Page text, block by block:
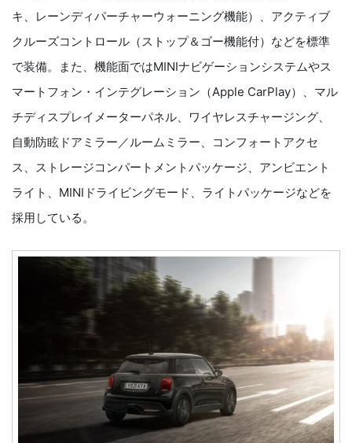
キ、レーンディパーチャーウォーニング機能）、アクティブ
クルーズコントロール（ストップ＆ゴー機能付）などを標準
で装備。また、機能面ではMINIナビゲーションシステムやス
マートフォン・インテグレーション（Apple CarPlay）、マル
チディスプレイメーターパネル、ワイヤレスチャージング、
自動防眩ドアミラー／ルームミラー、コンフォートアクセ
ス、ストレージコンパートメントパッケージ、アンビエント
ライト、MINIドライビングモード、ライトパッケージなどを
採用している。